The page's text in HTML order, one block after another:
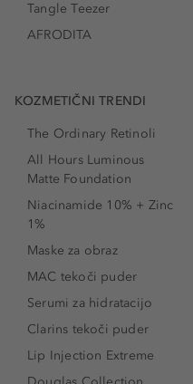
Tangle Teezer
AFRODITA
KOZMETIČNI TRENDI
The Ordinary Retinoli
All Hours Luminous
Matte Foundation
Niacinamide 10% + Zinc
1%
Maske za obraz
MAC tekoči puder
Serumi za hidratacijo
Clarins tekoči puder
Lip Injection Extreme